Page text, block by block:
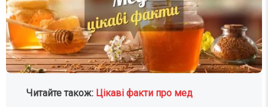
Читайте також: Цікаві факти про мед